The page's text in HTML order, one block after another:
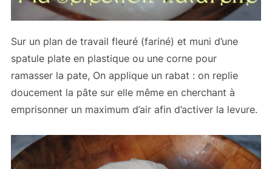
Sur un plan de travail fleuré (fariné) et muni d’une
spatule plate en plastique ou une corne pour
ramasser la pate, On applique un rabat : on replie
doucement la pâte sur elle même en cherchant à
emprisonner un maximum d’air afin d’activer la levure.